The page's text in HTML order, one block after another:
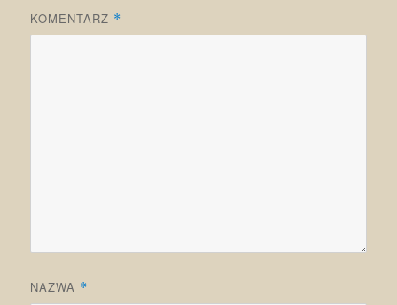
KOMENTARZ *
NAZWA *